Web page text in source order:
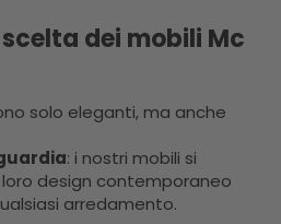
dei mobili Mc
solo eleganti, ma anche
: i nostri mobili si
design contemporaneo
arredamento.